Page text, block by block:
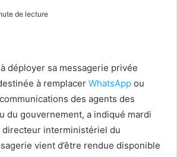
de lecture
à déployer sa messagerie privée
à remplacer WhatsApp ou
des agents des
du gouvernement, a indiqué mardi
directeur interministériel du
vient d’être rendue disponible